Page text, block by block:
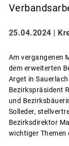
25.04.2024 |
Am vergangenen
dem erweiterten
Arget in
Bezirkspräsident
und
Solleder,
Bezirksdirektor
wichtiger